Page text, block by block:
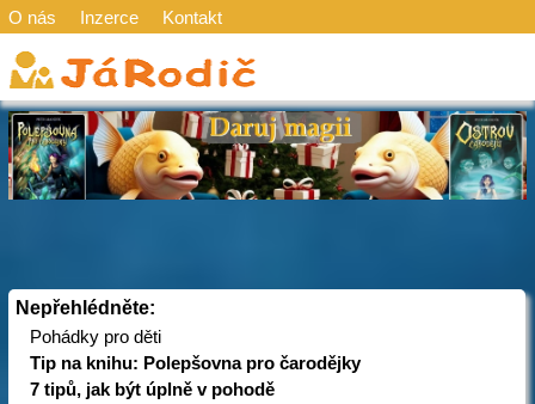
O nás Inzerce Kontakt
Nepřehlédněte:
Pohádky pro děti
Tip na knihu: Polepšovna pro čarodějky
7 tipů, jak být úplně v pohodě